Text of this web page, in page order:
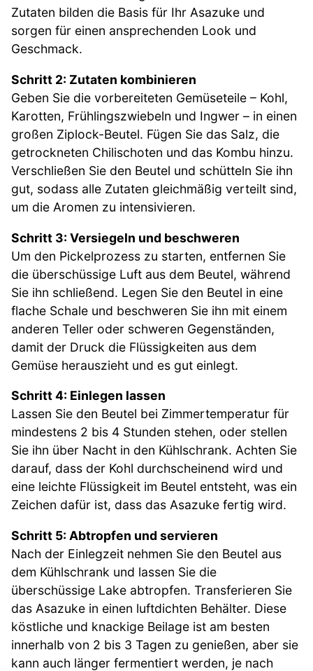
Zutaten bilden die Basis für Ihr Asazuke und
sorgen für einen ansprechenden Look und
Geschmack.
Schritt 2: Zutaten kombinieren
Geben Sie die vorbereiteten Gemüseteile – Kohl,
Karotten, Frühlingszwiebeln und Ingwer – in einen
großen Ziplock-Beutel. Fügen Sie das Salz, die
getrockneten Chilischoten und das Kombu hinzu.
Verschließen Sie den Beutel und schütteln Sie ihn
gut, sodass alle Zutaten gleichmäßig verteilt sind,
um die Aromen zu intensivieren.
Schritt 3: Versiegeln und beschweren
Um den Pickelprozess zu starten, entfernen Sie
die überschüssige Luft aus dem Beutel, während
Sie ihn schließend. Legen Sie den Beutel in eine
flache Schale und beschweren Sie ihn mit einem
anderen Teller oder schweren Gegenständen,
damit der Druck die Flüssigkeiten aus dem
Gemüse herauszieht und es gut einlegt.
Schritt 4: Einlegen lassen
Lassen Sie den Beutel bei Zimmertemperatur für
mindestens 2 bis 4 Stunden stehen, oder stellen
Sie ihn über Nacht in den Kühlschrank. Achten Sie
darauf, dass der Kohl durchscheinend wird und
eine leichte Flüssigkeit im Beutel entsteht, was ein
Zeichen dafür ist, dass das Asazuke fertig wird.
Schritt 5: Abtropfen und servieren
Nach der Einlegzeit nehmen Sie den Beutel aus
dem Kühlschrank und lassen Sie die
überschüssige Lake abtropfen. Transferieren Sie
das Asazuke in einen luftdichten Behälter. Diese
köstliche und knackige Beilage ist am besten
innerhalb von 2 bis 3 Tagen zu genießen, aber sie
kann auch länger fermentiert werden, je nach